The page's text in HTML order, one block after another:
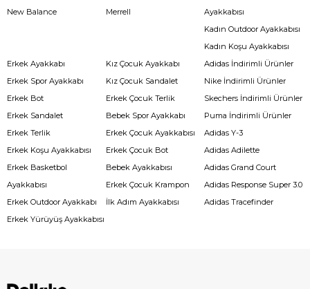
New Balance
Merrell
Ayakkabısı
Kadın Outdoor Ayakkabısı
Kadın Koşu Ayakkabısı
Erkek Ayakkabı
Erkek Spor Ayakkabı
Erkek Bot
Erkek Sandalet
Erkek Terlik
Erkek Koşu Ayakkabısı
Erkek Basketbol
Ayakkabısı
Erkek Outdoor Ayakkabı
Erkek Yürüyüş Ayakkabısı
Kız Çocuk Ayakkabı
Kız Çocuk Sandalet
Erkek Çocuk Terlik
Bebek Spor Ayakkabı
Erkek Çocuk Ayakkabısı
Erkek Çocuk Bot
Bebek Ayakkabısı
Erkek Çocuk Krampon
İlk Adım Ayakkabısı
Adidas İndirimli Ürünler
Nike İndirimli Ürünler
Skechers İndirimli Ürünler
Puma İndirimli Ürünler
Adidas Y-3
Adidas Adilette
Adidas Grand Court
Adidas Response Super 3.0
Adidas Tracefinder